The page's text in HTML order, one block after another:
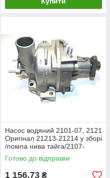
Насос водяний 2101-07, 2121
Оригінал 21213-21214 у зборі
/помпа нива тайга/2107-
1307010
Готово до відправки
1 156,73 ₴